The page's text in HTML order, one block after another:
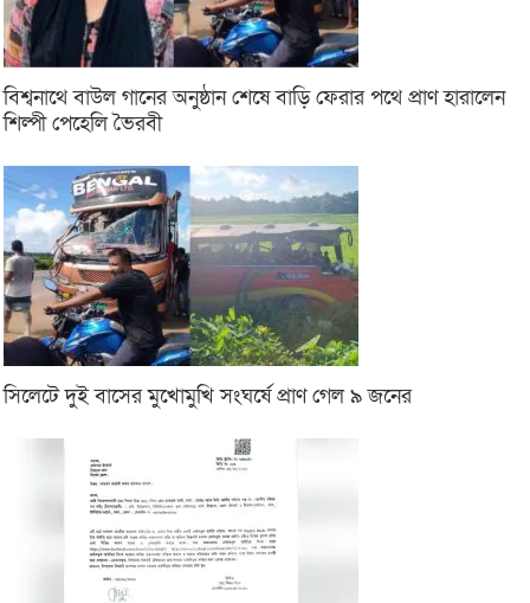
বিশ্বনাথে বাউল গানের অনুষ্ঠান শেষে বাড়ি ফেরার পথে প্রাণ হারালেন
শিল্পী পেহেলি ভৈরবী
সিলেটে দুই বাসের মুখোমুখি সংঘর্ষে প্রাণ গেল ৯ জনের